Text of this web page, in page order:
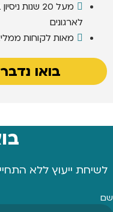
מעל 20
לארגונים
מאות לקוחות
בואו נדבר
לשיחת ייעוץ ללא
שם